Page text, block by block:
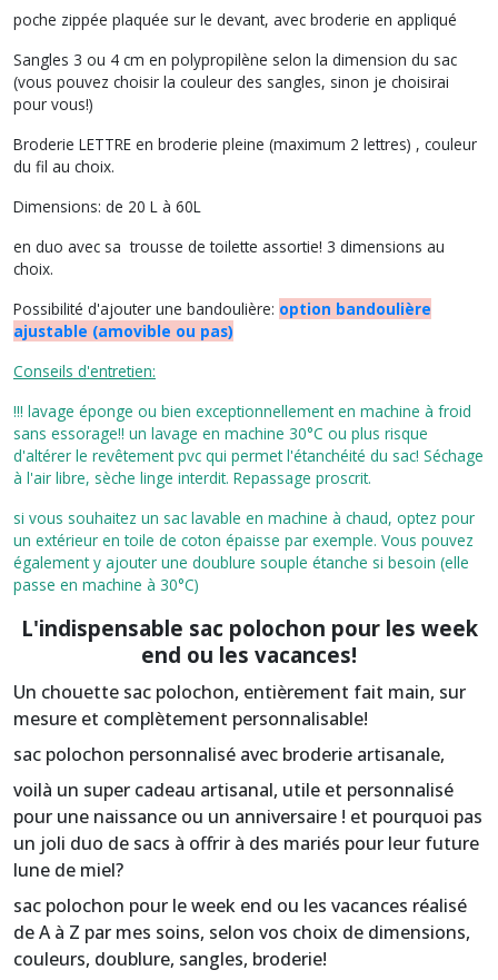
poche zippée plaquée sur le devant, avec broderie en appliqué
Sangles 3 ou 4 cm en polypropilène selon la dimension du sac
(vous pouvez choisir la couleur des sangles, sinon je choisirai
pour vous!)
Broderie LETTRE en broderie pleine (maximum 2 lettres) , couleur
du fil au choix.
Dimensions: de 20 L à 60L
en duo avec sa trousse de toilette assortie! 3 dimensions au
choix.
Possibilité d'ajouter une bandoulière: option bandoulière
ajustable (amovible ou pas)
Conseils d'entretien:
!!! lavage éponge ou bien exceptionnellement en machine à froid
sans essorage!! un lavage en machine 30°C ou plus risque
d'altérer le revêtement pvc qui permet l'étanchéité du sac! Séchage
à l'air libre, sèche linge interdit. Repassage proscrit.
si vous souhaitez un sac lavable en machine à chaud, optez pour
un extérieur en toile de coton épaisse par exemple. Vous pouvez
également y ajouter une doublure souple étanche si besoin (elle
passe en machine à 30°C)
L'indispensable sac polochon pour les week
end ou les vacances!
Un chouette sac polochon, entièrement fait main, sur
mesure et complètement personnalisable!
sac polochon personnalisé avec broderie artisanale,
voilà un super cadeau artisanal, utile et personnalisé
pour une naissance ou un anniversaire ! et pourquoi pas
un joli duo de sacs à offrir à des mariés pour leur future
lune de miel?
sac polochon pour le week end ou les vacances réalisé
de A à Z par mes soins, selon vos choix de dimensions,
couleurs, doublure, sangles, broderie!